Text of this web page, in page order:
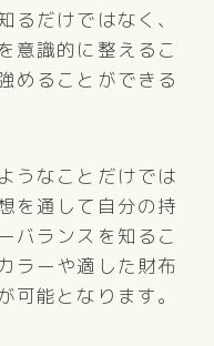
るだけではなく、
意識的に整えるこ
めることができる
うなことだけでは
を通して自分の持
バランスを知るこ
ラーや適した財布
可能となります。